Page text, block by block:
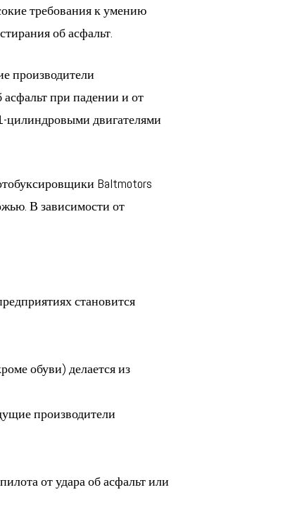
требования к умению
об асфальт.
производители
при падении и от
цилиндровыми двигателями
Baltmotors
В зависимости от
становится
обуви) делается из
производители
от удара об асфальт или